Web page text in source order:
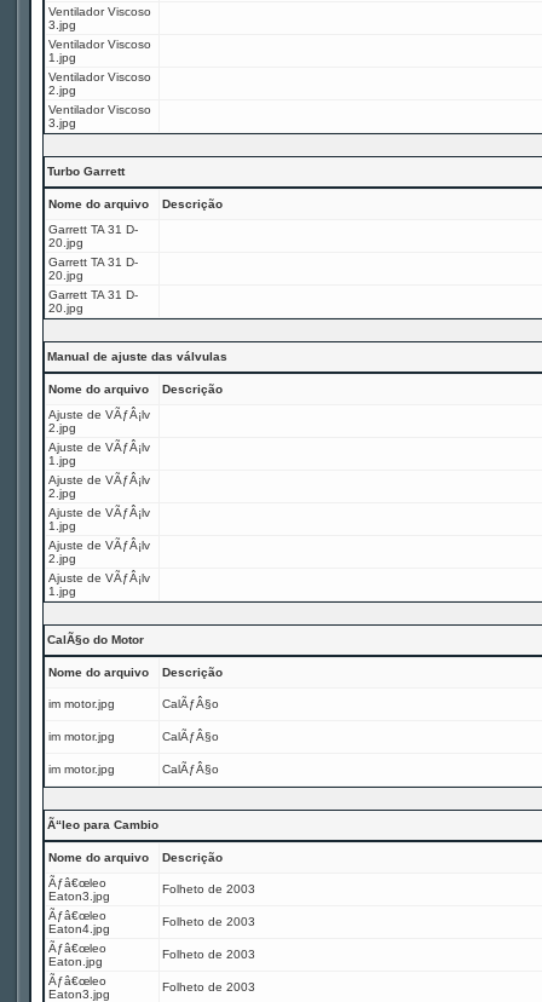
Ventilador Viscoso
3.jpg
Ventilador Viscoso
1.jpg
Ventilador Viscoso
2.jpg
Ventilador Viscoso
3.jpg
Turbo Garrett
Nome do arquivo
Descrição
Garrett TA 31 D-
20.jpg
Garrett TA 31 D-
20.jpg
Garrett TA 31 D-
20.jpg
Manual de ajuste das válvulas
Nome do arquivo
Descrição
Ajuste de VÃƒÂ¡lv
2.jpg
Ajuste de VÃƒÂ¡lv
1.jpg
Ajuste de VÃƒÂ¡lv
2.jpg
Ajuste de VÃƒÂ¡lv
1.jpg
Ajuste de VÃƒÂ¡lv
2.jpg
Ajuste de VÃƒÂ¡lv
1.jpg
CalÃ§o do Motor
Nome do arquivo Descrição
im motor.jpg CalÃƒÂ§o
im motor.jpg CalÃƒÂ§o
im motor.jpg CalÃƒÂ§o
Ã“leo para Cambio
Nome do arquivo
Descrição
Ãƒâ€œleo
Eaton3.jpg
Folheto de 2003
Ãƒâ€œleo
Eaton4.jpg
Folheto de 2003
Ãƒâ€œleo
Eaton.jpg
Folheto de 2003
Ãƒâ€œleo
Eaton3.jpg
Folheto de 2003